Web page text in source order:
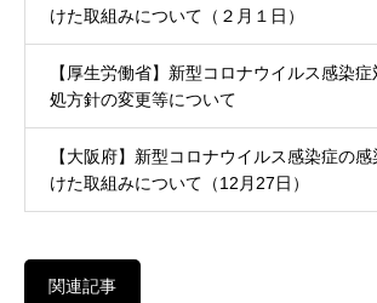
けた取組みについて（２月１日）
【厚生労働省】新型コロナウイルス感染
処方針の変更等について
【大阪府】新型コロナウイルス感染症の
けた取組みについて（12月27日）
関連記事